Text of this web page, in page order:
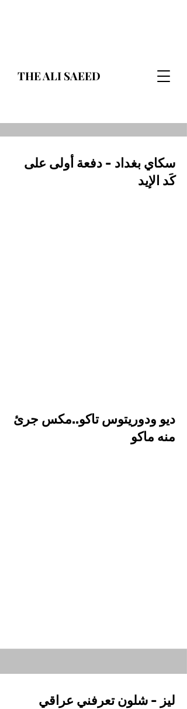
THE ALI SAEED
سكاي بغداد - دفعة أولى على
كَد الإيد
ديو ودوريتوس تاكو..مكس جرئ
منه ماكو
ليز - شلون تعرفني عراقي